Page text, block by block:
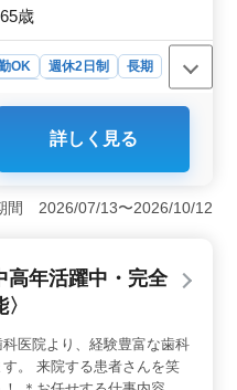
歳
OK 週休2日制
長期
神戸電鉄ウッディタウ
が歯科医師を募集。マイ
高年歯科医師が活躍
＞ 歯科医師業務には
ング、口腔内のケア指
アップが期待できま
ア層歓迎のクリニッ
詳しく見る
間 2026/07/13〜2026/10/12
高年活躍中・完全
医院より、経験豊富な歯科
。 来院する患者さんを笑